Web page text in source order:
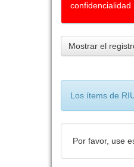
confidencialidad
Mostrar el
Los ítems de
Por favor, use